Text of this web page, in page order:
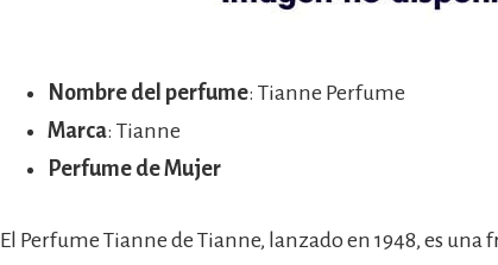
Nombre del perfume: Tianne Perfume
Marca: Tianne
Perfume de Mujer
El Perfume Tianne de Tianne, lanzado en 1948, es una